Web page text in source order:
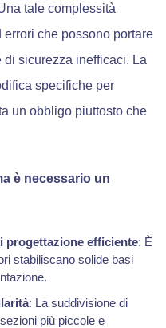
tale complessità
che possono portare
sicurezza inefficaci. La
specifiche per
un obbligo piuttosto che
è necessario un
progettazione efficiente: È
stabiliscano solide basi
: La suddivisione di
più piccole e